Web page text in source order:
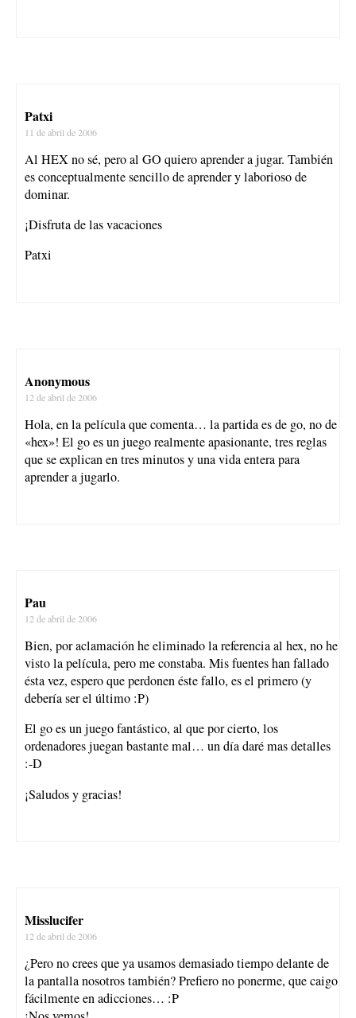
Patxi
11 de abril de 2006
Al HEX no sé, pero al GO quiero aprender a jugar. También
es conceptualmente sencillo de aprender y laborioso de
dominar.
¡Disfruta de las vacaciones
Patxi
Anonymous
12 de abril de 2006
Hola, en la película que comenta… la partida es de go, no de
«hex»! El go es un juego realmente apasionante, tres reglas
que se explican en tres minutos y una vida entera para
aprender a jugarlo.
Pau
12 de abril de 2006
Bien, por aclamación he eliminado la referencia al hex, no he
visto la película, pero me constaba. Mis fuentes han fallado
ésta vez, espero que perdonen éste fallo, es el primero (y
debería ser el último :P)
El go es un juego fantástico, al que por cierto, los
ordenadores juegan bastante mal… un día daré mas detalles
:-D
¡Saludos y gracias!
Misslucifer
12 de abril de 2006
¿Pero no crees que ya usamos demasiado tiempo delante de
la pantalla nosotros también? Prefiero no ponerme, que caigo
fácilmente en adicciones… :P